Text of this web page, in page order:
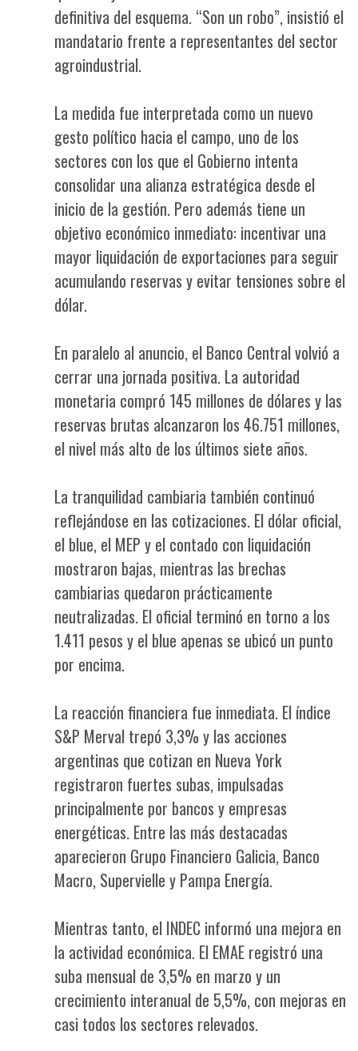
definitiva del esquema. “Son un robo”, insistió el
mandatario frente a representantes del sector
agroindustrial.
La medida fue interpretada como un nuevo
gesto político hacia el campo, uno de los
sectores con los que el Gobierno intenta
consolidar una alianza estratégica desde el
inicio de la gestión. Pero además tiene un
objetivo económico inmediato: incentivar una
mayor liquidación de exportaciones para seguir
acumulando reservas y evitar tensiones sobre el
dólar.
En paralelo al anuncio, el Banco Central volvió a
cerrar una jornada positiva. La autoridad
monetaria compró 145 millones de dólares y las
reservas brutas alcanzaron los 46.751 millones,
el nivel más alto de los últimos siete años.
La tranquilidad cambiaria también continuó
reflejándose en las cotizaciones. El dólar oficial,
el blue, el MEP y el contado con liquidación
mostraron bajas, mientras las brechas
cambiarias quedaron prácticamente
neutralizadas. El oficial terminó en torno a los
1.411 pesos y el blue apenas se ubicó un punto
por encima.
La reacción financiera fue inmediata. El índice
S&P Merval trepó 3,3% y las acciones
argentinas que cotizan en Nueva York
registraron fuertes subas, impulsadas
principalmente por bancos y empresas
energéticas. Entre las más destacadas
aparecieron Grupo Financiero Galicia, Banco
Macro, Supervielle y Pampa Energía.
Mientras tanto, el INDEC informó una mejora en
la actividad económica. El EMAE registró una
suba mensual de 3,5% en marzo y un
crecimiento interanual de 5,5%, con mejoras en
casi todos los sectores relevados.